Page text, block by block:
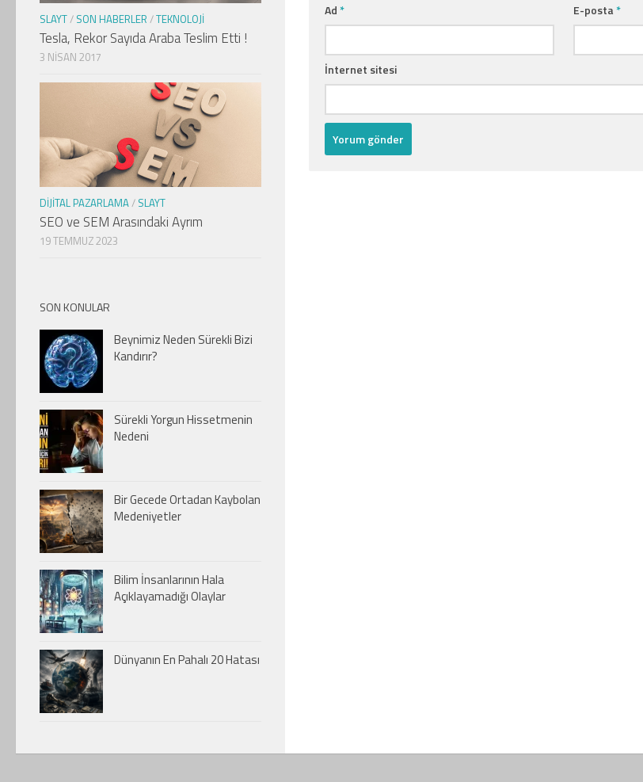
Ad* E-posta*
İnternet sitesi
SLAYT/ SON HABERLER /TEKNOLOJI
Tesla, Rekor Sayıda Araba Teslim Etti !
3 NISAN 2017
DIJITAL PAZARLAMA/ SLAYT
SEO ve SEM Arasındaki Ayrım
19 TEMMUZ 2023
SON KONULAR
Beynimiz Neden Sürekli Bizi
Kandırır?
Sürekli Yorgun Hissetmenin
Nedeni
Bir Gecede Ortadan Kaybolan
Medeniyetler
Bilim İnsanlarının Hala
Açıklayamadığı Olaylar
Dünyanın En Pahalı 20 Hatası